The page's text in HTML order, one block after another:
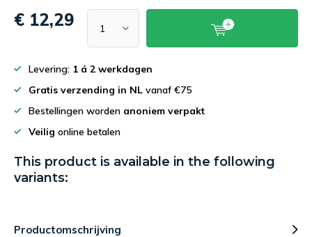
€ 12,29
Levering: 1 á 2 werkdagen
Gratis verzending in NL vanaf €75
Bestellingen worden anoniem verpakt
Veilig online betalen
This product is available in the following
variants:
Productomschrijving